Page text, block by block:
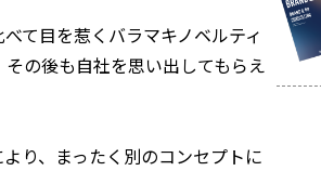
て目を惹くバラマキノベルティ
の後も自社を思い出してもらえ
り、まったく別のコンセプトに